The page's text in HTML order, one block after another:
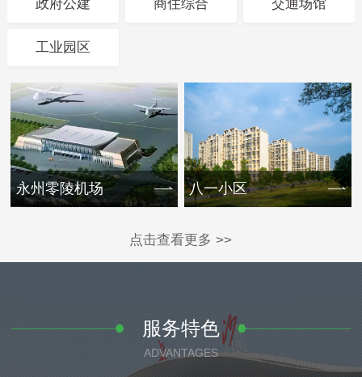
政府公建 商住综合 交通场馆
工业园区
永州零陵机场 八一小区
点击查看更多 >>
服务特色
ADVANTAGES